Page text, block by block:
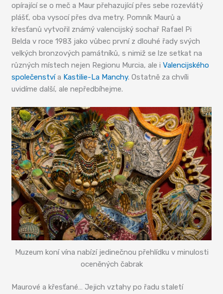
opírající se o meč a Maur přehazující přes sebe rozevlátý
plášť, oba vysocí přes dva metry. Pomník Maurů a
křesťanů vytvořil známý valencijský sochař Rafael Pi
Belda v roce 1983 jako vůbec první z dlouhé řady svých
velkých bronzových památníků, s nimiž se lze setkat na
různých místech nejen Regionu Murcia, ale iValencijského
společenstvía Kastilie-La Manchy. Ostatně za chvíli
uvidíme další, ale nepředbíhejme.
Muzeum koní vína nabízí jedinečnou přehlídku v minulosti
oceněných čabrak
Maurové a křesťané… Jejich vztahy po řadu staletí